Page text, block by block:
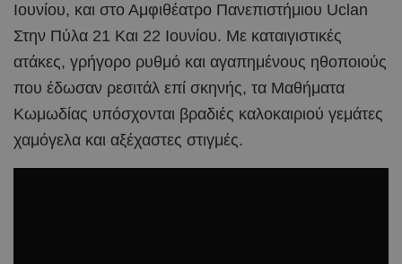
Ιουνίου, και στο Αμφιθέατρο Πανεπιστήμιου Uclan
Στην Πύλα 21 Και 22 Ιουνίου. Με καταιγιστικές
ατάκες, γρήγορο ρυθμό και αγαπημένους ηθοποιούς
που έδωσαν ρεσιτάλ επί σκηνής, τα Μαθήματα
Κωμωδίας υπόσχονται βραδιές καλοκαιριού γεμάτες
χαμόγελα και αξέχαστες στιγμές.